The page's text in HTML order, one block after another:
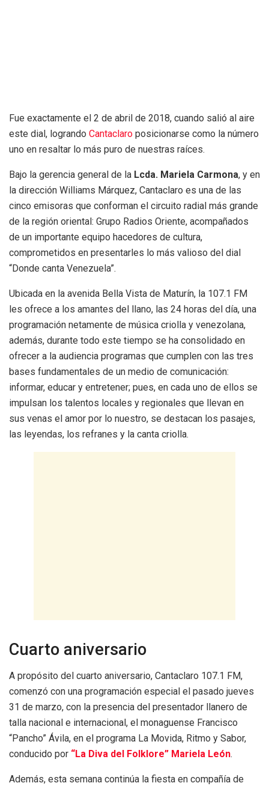
Fue exactamente el 2 de abril de 2018, cuando salió al aire
este dial, logrando Cantaclaro posicionarse como la número
uno en resaltar lo más puro de nuestras raíces.
Bajo la gerencia general de la Lcda. Mariela Carmona, y en
la dirección Williams Márquez, Cantaclaro es una de las
cinco emisoras que conforman el circuito radial más grande
de la región oriental: Grupo Radios Oriente, acompañados
de un importante equipo hacedores de cultura,
comprometidos en presentarles lo más valioso del dial
“Donde canta Venezuela”.
Ubicada en la avenida Bella Vista de Maturín, la 107.1 FM
les ofrece a los amantes del llano, las 24 horas del día, una
programación netamente de música criolla y venezolana,
además, durante todo este tiempo se ha consolidado en
ofrecer a la audiencia programas que cumplen con las tres
bases fundamentales de un medio de comunicación:
informar, educar y entretener; pues, en cada uno de ellos se
impulsan los talentos locales y regionales que llevan en
sus venas el amor por lo nuestro, se destacan los pasajes,
las leyendas, los refranes y la canta criolla.
Cuarto aniversario
A propósito del cuarto aniversario, Cantaclaro 107.1 FM,
comenzó con una programación especial el pasado jueves
31 de marzo, con la presencia del presentador llanero de
talla nacional e internacional, el monaguense Francisco
“Pancho” Ávila, en el programa La Movida, Ritmo y Sabor,
conducido por “La Diva del Folklore” Mariela León.
Además, esta semana continúa la fiesta en compañía de